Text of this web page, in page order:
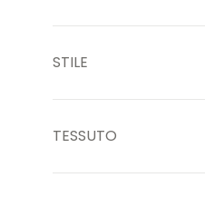
STILE
TESSUTO